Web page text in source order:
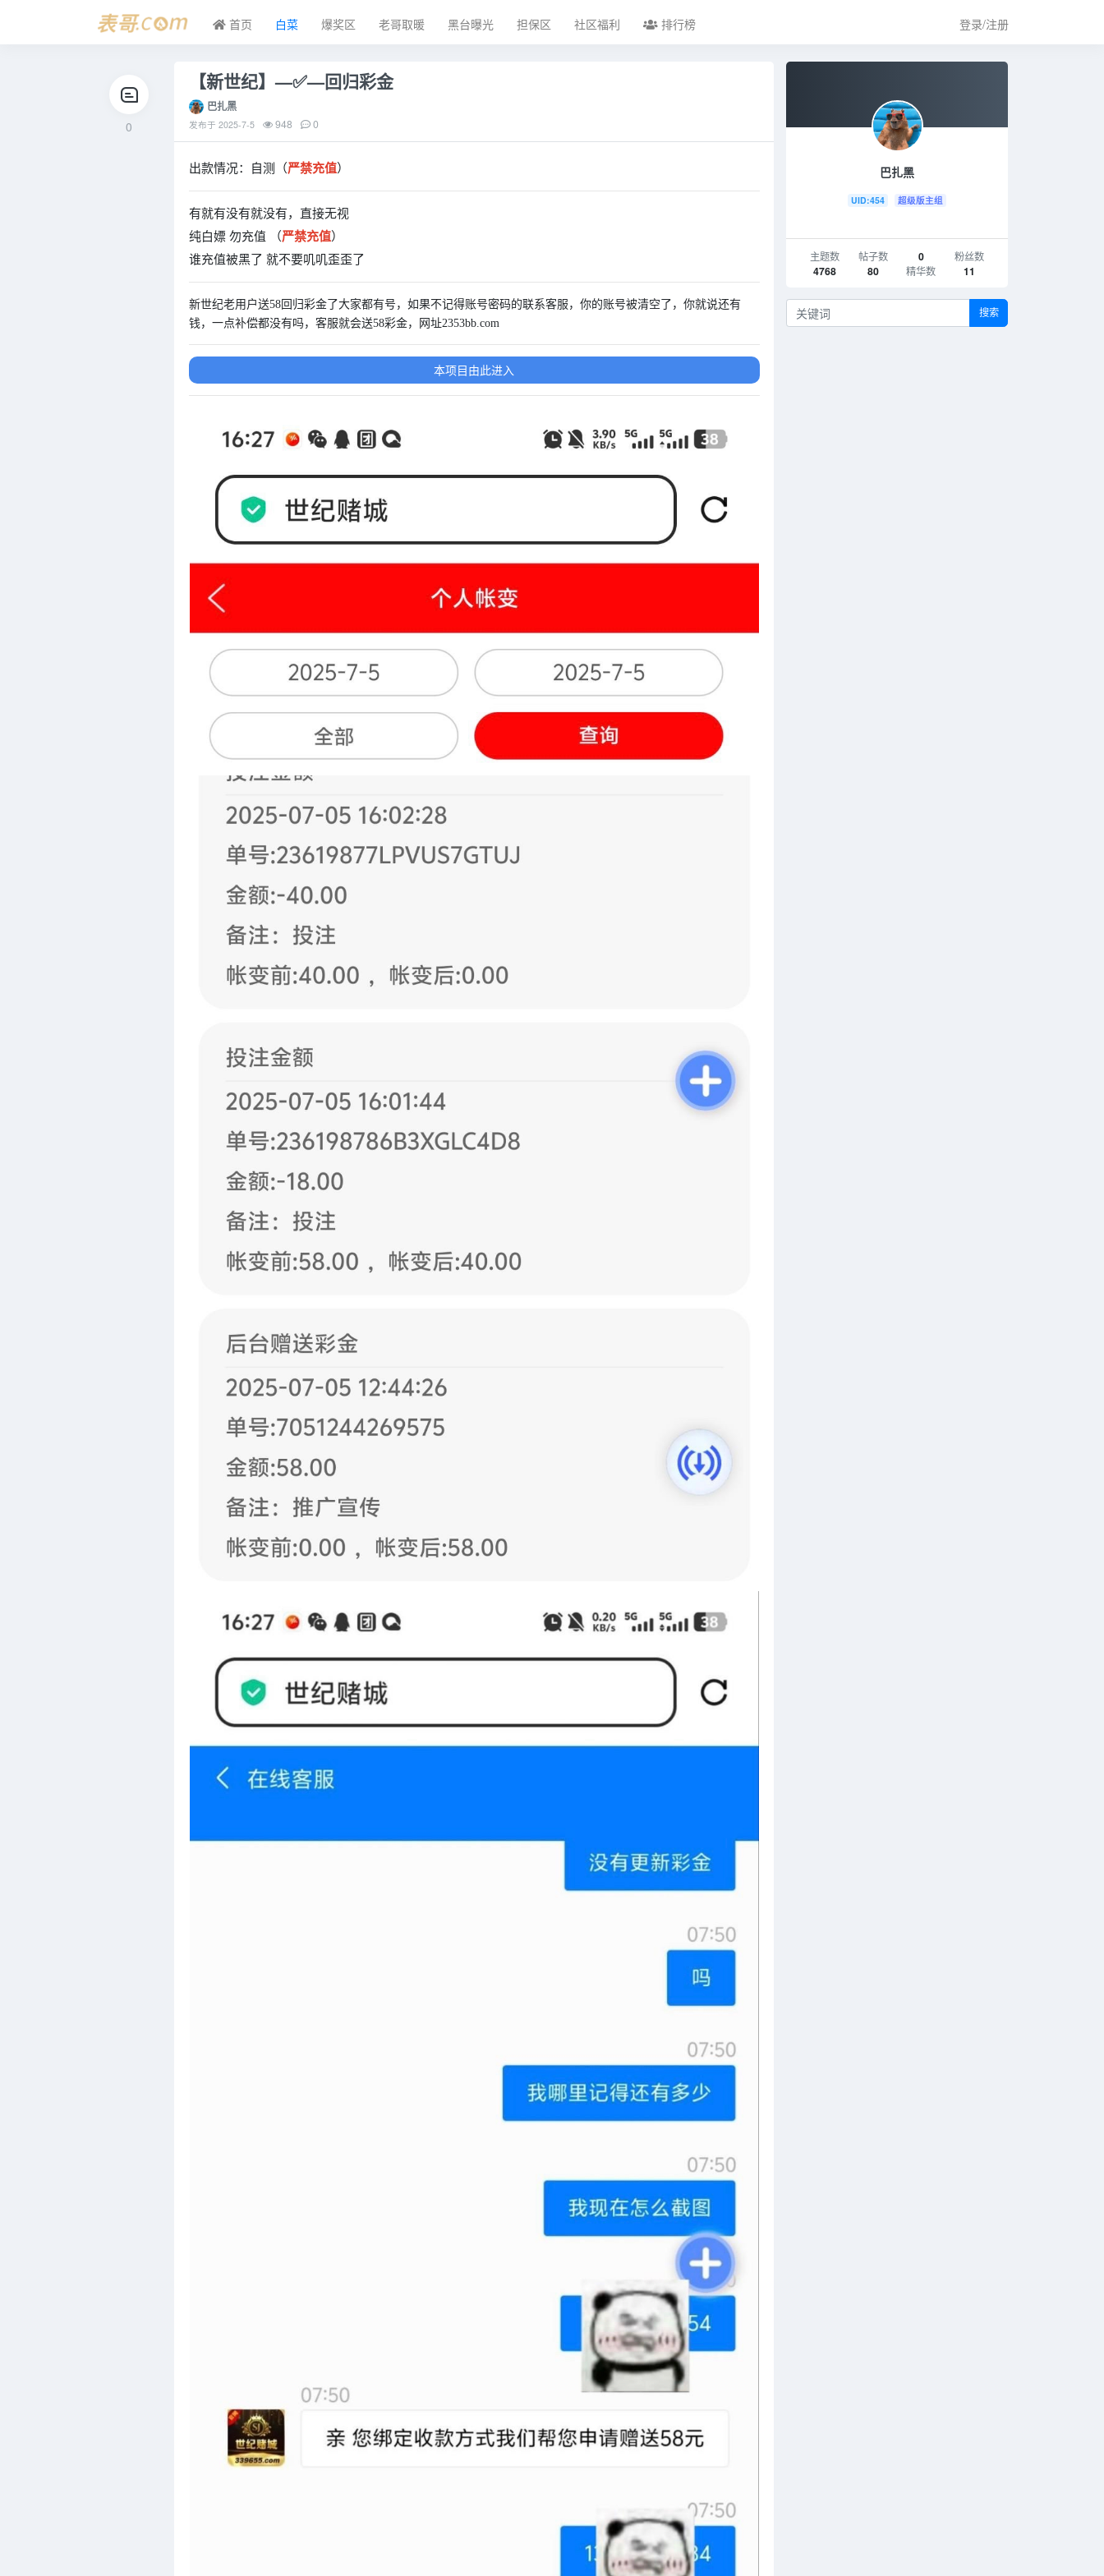
首页 白菜 爆奖区 老哥取暖 黑台曝光 担保区 社区福利 排行榜 登录/注册
0
【新世纪】—✅—回归彩金
巴扎黑
发布于 2025-7-5 948 0
出款情况：自测（严禁充值）
有就有没有就没有，直接无视
纯白嫖 勿充值 （严禁充值）
谁充值被黑了 就不要叽叽歪歪了
新世纪老用户送58回归彩金了大家都有号，如果不记得账号密码的联系客服，你的账号被清空了，你就说还有
钱，一点补偿都没有吗，客服就会送58彩金，网址2353bb.com
本项目由此进入
巴扎黑
UID:454 超级版主组
主题数
4768
帖子数
80
0
精华数
粉丝数
11
搜索